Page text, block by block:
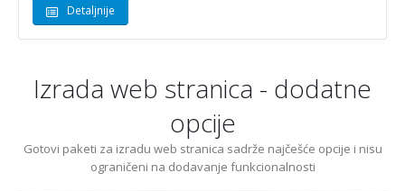
Detaljnije
Izrada web stranica - dodatne
opcije
Gotovi paketi za izradu web stranica sadrže najčešće opcije i nisu
ograničeni na dodavanje funkcionalnosti